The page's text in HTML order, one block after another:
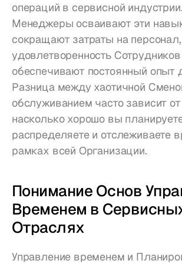
операций в сервисной
Менеджеры осваивают эти
сокращают затраты на
удовлетворенность
обеспечивают постоянный опыт
Разница между хаотичной
обслуживанием часто зависит от
насколько хорошо вы
распределяете и отслеживаете
рамках всей Организации.
Понимание Основ
Временем в
Отраслях
Управление временем и